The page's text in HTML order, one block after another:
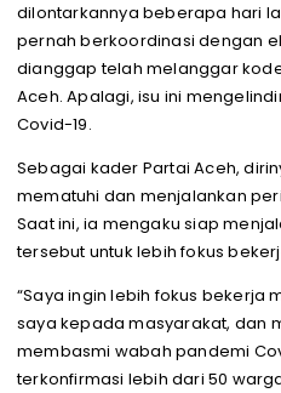
dilontarkannya beberapa hari
pernah berkoordinasi dengan
dianggap telah melanggar
Aceh. Apalagi, isu ini
Covid-19.
Sebagai kader Partai Aceh,
mematuhi dan menjalankan
Saat ini, ia mengaku siap
tersebut untuk lebih fokus
“Saya ingin lebih fokus bekerja
saya kepada masyarakat, dan
membasmi wabah pandemi
terkonfirmasi lebih dari 50